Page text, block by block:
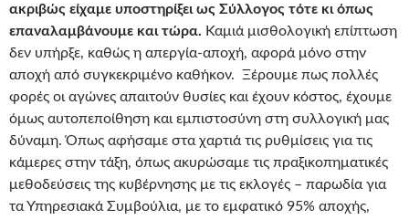
ακριβώς είχαμε υποστηρίξει ως Σύλλογος τότε κι όπως
επαναλαμβάνουμε και τώρα. Καμιά μισθολογική επίπτωση
δεν υπήρξε, καθώς η απεργία-αποχή, αφορά μόνο στην
αποχή από συγκεκριμένο καθήκον. Ξέρουμε πως πολλές
φορές οι αγώνες απαιτούν θυσίες και έχουν κόστος, έχουμε
όμως αυτοπεποίθηση και εμπιστοσύνη στη συλλογική μας
δύναμη. Όπως αφήσαμε στα χαρτιά τις ρυθμίσεις για τις
κάμερες στην τάξη, όπως ακυρώσαμε τις πραξικοπηματικές
μεθοδεύσεις της κυβέρνησης με τις εκλογές – παρωδία για
τα Υπηρεσιακά Συμβούλια, με το εμφατικό 95% αποχής,